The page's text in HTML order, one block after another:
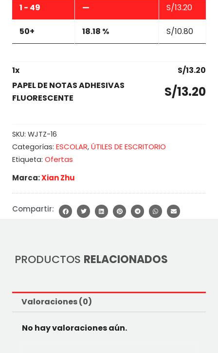
FLUORESCENTE
1 - 49 — S/13.20
50+ 18.18 % S/10.80
1x S/13.20
PAPEL DE NOTAS ADHESIVAS
FLUORESCENTE
S/13.20
SKU: WJTZ-16
Categorías: ESCOLAR, ÚTILES DE ESCRITORIO
Etiqueta: Ofertas
Marca:Xian Zhu
Compartir:
PRODUCTOS RELACIONADOS
Valoraciones (0)
No hay valoraciones aún.